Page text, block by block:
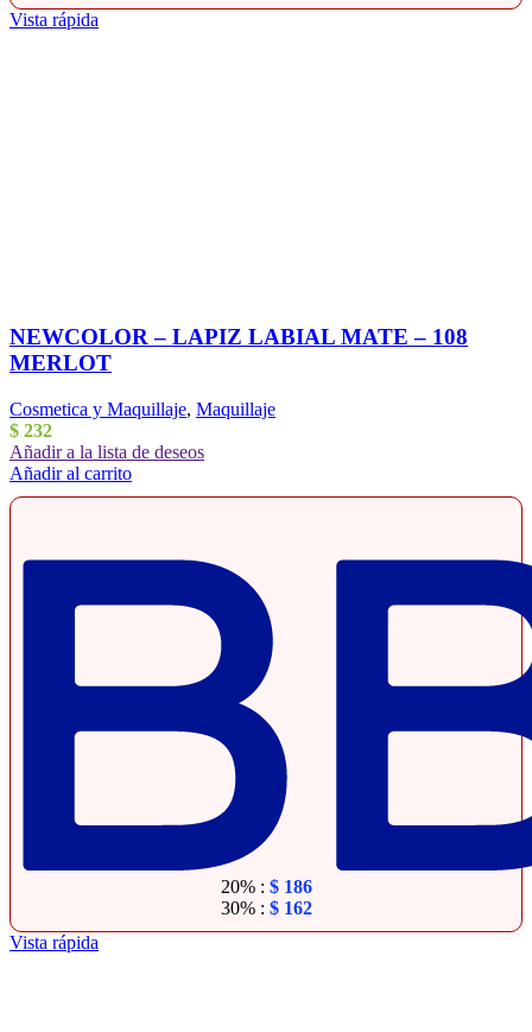
Vista rápida
NEWCOLOR – LAPIZ LABIAL MATE – 108
MERLOT
Cosmetica y Maquillaje, Maquillaje
$ 232
Añadir a la lista de deseos
Añadir al carrito
20% : $186
30% : $162
Vista rápida